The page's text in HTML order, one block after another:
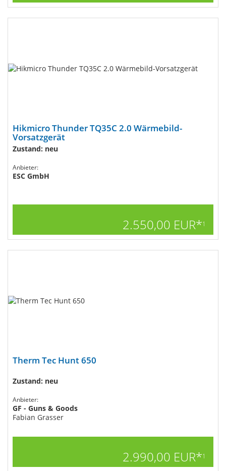
Hikmicro Thunder TQ35C 2.0 Wärmebild-
Vorsatzgerät
Zustand: neu
Anbieter:
ESC GmbH
2.550,00 EUR*1
Therm Tec Hunt 650
Zustand: neu
Anbieter:
GF - Guns & Goods
Fabian Grasser
2.990,00 EUR*1